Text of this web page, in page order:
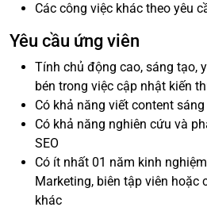
Các công việc khác theo yêu
Yêu cầu ứng viên
Tính chủ động cao, sáng tạo,
bén trong việc cập nhật kiến
Có khả năng viết content sáng
Có khả năng nghiên cứu và
SEO
Có ít nhất 01 năm kinh
Marketing, biên tập viên hoặc
khác